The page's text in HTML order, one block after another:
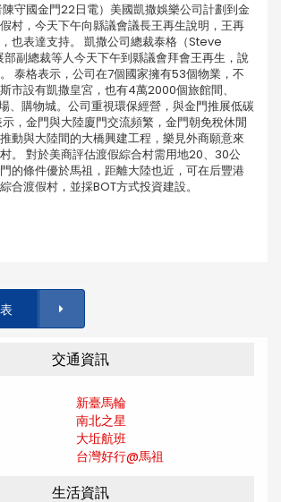
守國金門22日電）美國凱撒娛樂公司計劃到金
村，今天下午向縣議會議長王再生說明，王再
也表達支持。 凱撒公司總裁泰格（Steve
副總裁等人今天下午到縣議會拜會王再生，說
泰格表示，公司在7個國家擁有53個物業，不
市設有凱撒皇宮，也有4萬2000個旅館間、
、購物城。公司重視環保經營，與金門推展低碳
，金門與大陸廈門交流頻繁，金門朝免稅休閒
動與大陸間的大橋興建工程，樂見外商願意來
。 對於美商評估渡假綜合村需用地20、30公
的條件優於馬祖，距離大陸也近，可在后豐港
合渡假村，並採BOT方式投資建設。
交通資訊
新臺馬輪
南北之星
大坵航班
台灣好行@馬祖
生活資訊